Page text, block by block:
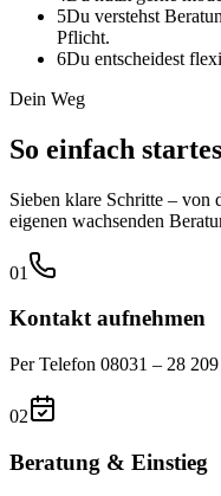
5Du verstehst
Pflicht.
6Du entscheidest
Dein Weg
So einfach
Sieben klare Schritte – von
eigenen wachsenden
01
Kontakt aufnehmen
Per Telefon 08031 – 28
02
Beratung & Einstieg